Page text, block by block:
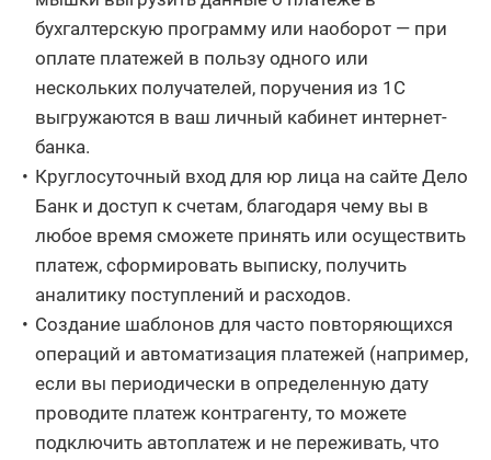
бухгалтерскую программу или наоборот — при
оплате платежей в пользу одного или
нескольких получателей, поручения из 1С
выгружаются в ваш личный кабинет интернет-
банка.
Круглосуточный вход для юр лица на сайте Дело
Банк и доступ к счетам, благодаря чему вы в
любое время сможете принять или осуществить
платеж, сформировать выписку, получить
аналитику поступлений и расходов.
Создание шаблонов для часто повторяющихся
операций и автоматизация платежей (например,
если вы периодически в определенную дату
проводите платеж контрагенту, то можете
подключить автоплатеж и не переживать, что